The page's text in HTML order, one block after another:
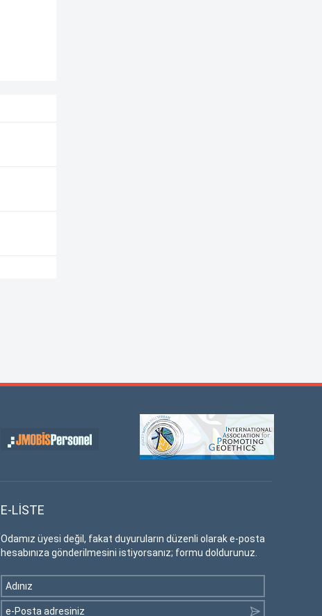
E-LİSTE
Odamız üyesi değil, fakat duyuruların düzenli olarak e-posta
hesabınıza gönderilmesini istiyorsanız; formu doldurunuz.